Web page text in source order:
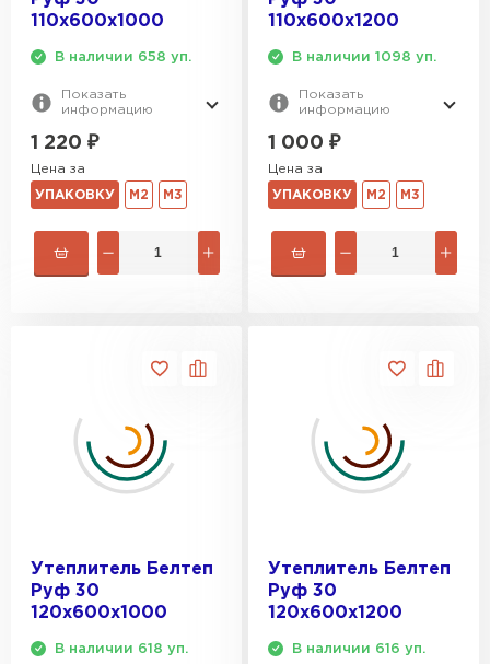
110х600х1000
В наличии 658 уп.
Показать
информацию
1 220 ₽
Цена за
УПАКОВКУ М2 М3
110х600х1200
В наличии 1098 уп.
Показать
информацию
1 000 ₽
Цена за
УПАКОВКУ М2 М3
Утеплитель Белтеп
Руф 30
120х600х1000
В наличии 618 уп.
Утеплитель Белтеп
Руф 30
120х600х1200
В наличии 616 уп.